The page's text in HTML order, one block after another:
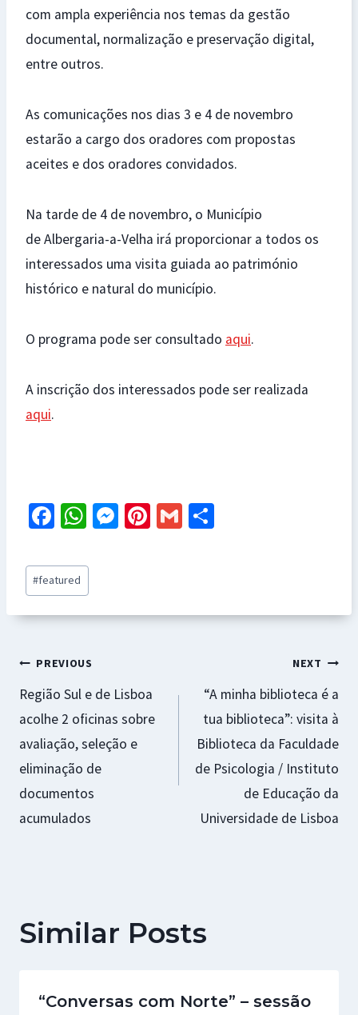
com ampla experiência nos temas da gestão
documental, normalização e preservação digital,
entre outros.
As comunicações nos dias 3 e 4 de novembro
estarão a cargo dos oradores com propostas
aceites e dos oradores convidados.
Na tarde de 4 de novembro, o Município
de Albergaria-a-Velha irá proporcionar a todos os
interessados uma visita guiada ao património
histórico e natural do município.
O programa pode ser consultado aqui.
A inscrição dos interessados pode ser realizada
aqui.
Fa
b
o
o
W
at
sA
p
M
ge
Pi
t
G
Post
Tags:
#featured
Navegação
de
artigos
PREVIOUS
Região Sul e de Lisboa
acolhe 2 oficinas sobre
avaliação, seleção e
eliminação de
documentos
acumulados
NEXT
“A minha biblioteca é a
tua biblioteca”: visita à
Biblioteca da Faculdade
de Psicologia / Instituto
de Educação da
Universidade de Lisboa
Similar Posts
“Conversas com Norte” – sessão